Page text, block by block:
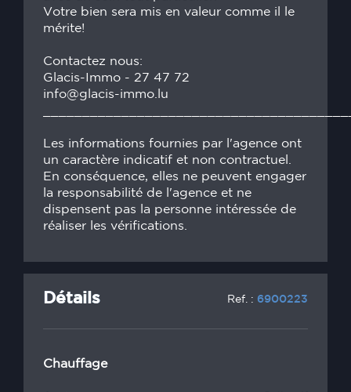
Votre bien sera mis en valeur comme il le
mérite!
Contactez nous:
Glacis-Immo - 27 47 72
info@glacis-immo.lu
Les informations fournies par l'agence ont
un caractère indicatif et non contractuel.
En conséquence, elles ne peuvent engager
la responsabilité de l'agence et ne
dispensent pas la personne intéressée de
réaliser les vérifications.
Détails Ref. : 6900223
Chauffage